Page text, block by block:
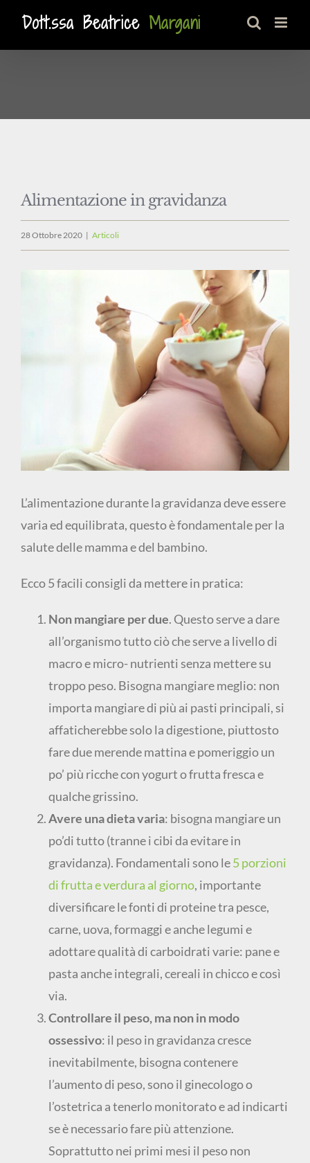
contenuto
Alimentazione in gravidanza
28 Ottobre 2020 | Articoli
L’alimentazione durante la gravidanza deve essere
varia ed equilibrata, questo è fondamentale per la
salute delle mamma e del bambino.
Ecco 5 facili consigli da mettere in pratica:
Non mangiare per due. Questo serve a dare
all’organismo tutto ciò che serve a livello di
macro e micro- nutrienti senza mettere su
troppo peso. Bisogna mangiare meglio: non
importa mangiare di più ai pasti principali, si
affaticherebbe solo la digestione, piuttosto
fare due merende mattina e pomeriggio un
po’ più ricche con yogurt o frutta fresca e
qualche grissino.
Avere una dieta varia: bisogna mangiare un
po’di tutto (tranne i cibi da evitare in
gravidanza). Fondamentali sono le5 porzioni
di frutta e verdura al giorno, importante
diversificare le fonti di proteine tra pesce,
carne, uova, formaggi e anche legumi e
adottare qualità di carboidrati varie: pane e
pasta anche integrali, cereali in chicco e così
via.
Controllare il peso, ma non in modo
ossessivo: il peso in gravidanza cresce
inevitabilmente, bisogna contenere
l’aumento di peso, sono il ginecologo o
l’ostetrica a tenerlo monitorato e ad indicarti
se è necessario fare più attenzione.
Soprattutto nei primi mesi il peso non